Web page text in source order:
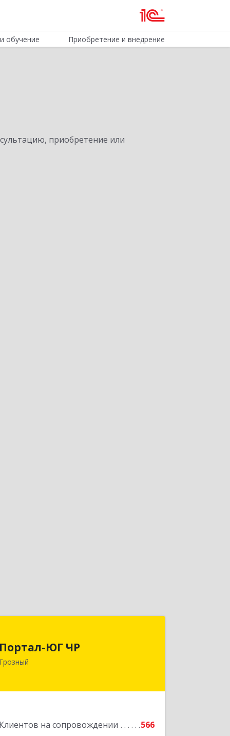
обучение Приобретение и внедрение
приобретение или
Портал-ЮГ ЧР
Грозный
Клиентов на сопровождении
566
364906, Чеченская Респ, Грозный г,
Подробнее